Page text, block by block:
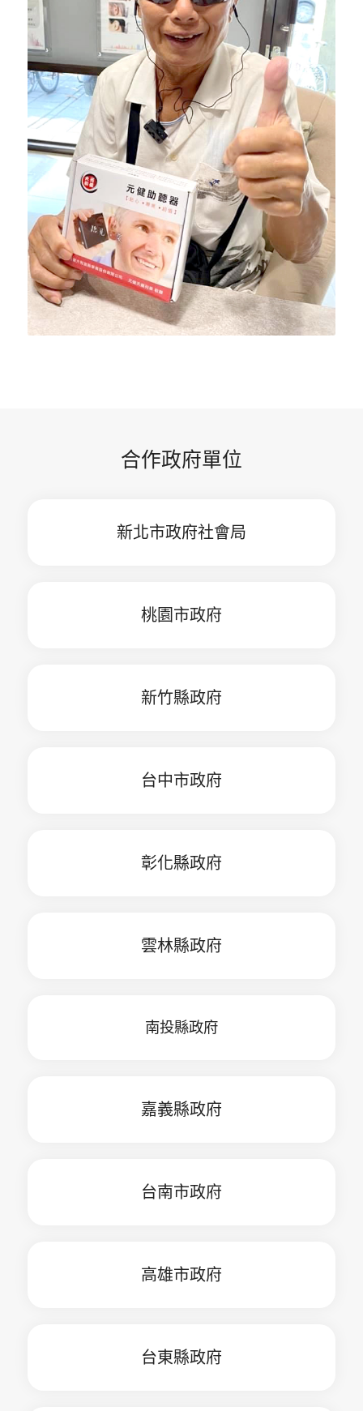
合作政府單位
新北市政府社會局
桃園市政府
新竹縣政府
台中市政府
彰化縣政府
雲林縣政府
南投縣政府
嘉義縣政府
台南市政府
高雄市政府
台東縣政府